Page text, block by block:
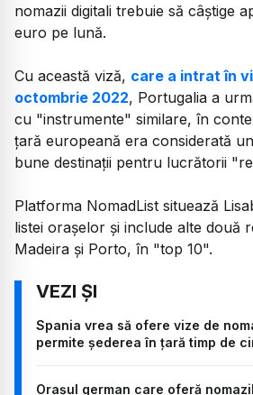
nomazii digitali trebuie să câştige
euro pe lună.
Cu această viză, care a intrat în
octombrie 2022, Portugalia a
cu "instrumente" similare, în
ţară europeană era considerată
bune destinaţii pentru lucrătorii
Platforma NomadList situează
listei oraşelor şi include alte două
Madeira şi Porto, în "top 10".
Spania vrea să ofere vize de
permite șederea în țară timp de
Orașul german care oferă